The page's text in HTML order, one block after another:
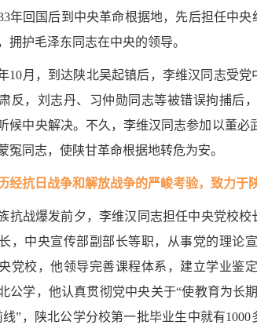
年回国后到中央革命根据地，先后担任中
拥护毛泽东同志在中央的领导。
10月，到达陕北吴起镇后，李维汉同志受
反，刘志丹、习仲勋同志等被错误拘捕后
候中央解决。不久，李维汉同志参加以董必
冤同志，使陕甘革命根据地转危为安。
经抗日战争和解放战争的严峻考验，致力
抗战爆发前夕，李维汉同志担任中央党校
，中央宣传部副部长等职，从事党的理论
党校，他领导完善课程体系，建立学业鉴
公学，他认真贯彻党中央关于“使教育为长
线”，陕北公学分校第一批毕业生中就有